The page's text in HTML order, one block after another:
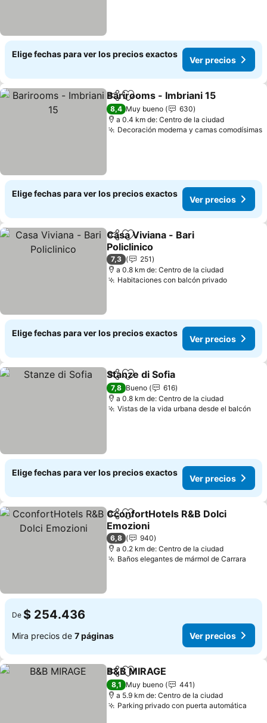
Elige fechas para ver los precios exactos
Ver precios
CompartirAgregar a favoritos
Barirooms - Imbriani 15
8,4 Muy bueno
630
a 0.4 km de: Centro de la ciudad
Decoración moderna y camas comodísimas
Elige fechas para ver los precios exactos
Ver precios
CompartirAgregar a favoritos
Casa Viviana - Bari
Policlinico
Ver precios
7,3
251
a 0.8 km de: Centro de la ciudad
Habitaciones con balcón privadoVer
Elige fechas para ver los precios exactos
Ver precios
CompartirAgregar a favoritos
Stanze di Sofia
7,8 Bueno
616
a 0.8 km de: Centro de la ciudad
Vistas de la vida urbana desde el balcón
Elige fechas para ver los precios exactos
Ver precios
CompartirAgregar a favoritos
CconfortHotels R&B Dolci
Emozioni
Ver precios
6,8
940
a 0.2 km de: Centro de la ciudad
Baños elegantes de mármol de Carrara
De $ 254.436
Mira precios de 7 páginas Ver precios
CompartirAgregar a favoritos
B&B MIRAGE
8,1 Muy bueno
441
a 5.9 km de: Centro de la ciudad
Parking privado con puerta automática